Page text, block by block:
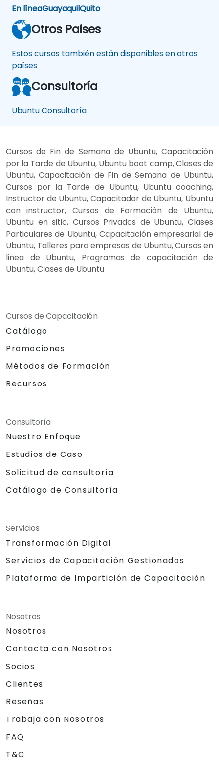
En líneaGuayaquilQuito
Otros Paises
Estos cursos también están disponibles en otros
países
Consultoría
Ubuntu Consultoría
Cursos de Fin de Semana de Ubuntu, Capacitación
por la Tarde de Ubuntu, Ubuntu boot camp, Clases de
Ubuntu, Capacitación de Fin de Semana de Ubuntu,
Cursos por la Tarde de Ubuntu, Ubuntu coaching,
Instructor de Ubuntu, Capacitador de Ubuntu, Ubuntu
con instructor, Cursos de Formación de Ubuntu,
Ubuntu en sitio, Cursos Privados de Ubuntu, Clases
Particulares de Ubuntu, Capacitación empresarial de
Ubuntu, Talleres para empresas de Ubuntu, Cursos en
linea de Ubuntu, Programas de capacitación de
Ubuntu, Clases de Ubuntu
Cursos de Capacitación
Catálogo
Promociones
Métodos de Formación
Recursos
Consultoría
Nuestro Enfoque
Estudios de Caso
Solicitud de consultoría
Catálogo de Consultoría
Servicios
Transformación Digital
Servicios de Capacitación Gestionados
Plataforma de Impartición de Capacitación
Nosotros
Nosotros
Contacta con Nosotros
Socios
Clientes
Reseñas
Trabaja con Nosotros
FAQ
T&C